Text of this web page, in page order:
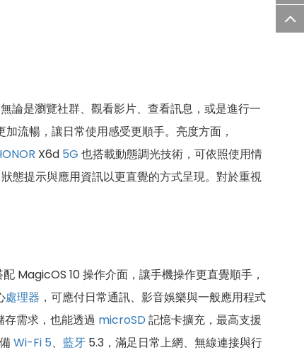
論是瀏覽社群、觀看影片、查看訊息，或是進行一
流暢，讓日常使用感受更順手。亮度方面，
X6d 5G 也搭載動態調光技術，可依照使用情
態提示與應用資訊以更直覺的方式呈現。對於重視
配 MagicOS 10 操作介面，讓手機操作更直覺順手，
處理器 ，可應付日常通訊、影音娛樂與一般應用程式
需求，也能透過 microSD 記憶卡擴充，最高支援
Wi-Fi 5、 藍牙 5.3，滿足日常上網、無線連接與行